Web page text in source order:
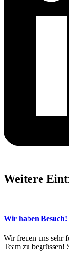
Weitere
Wir haben Besuch!
Wir freuen uns sehr
Team zu begrüssen!